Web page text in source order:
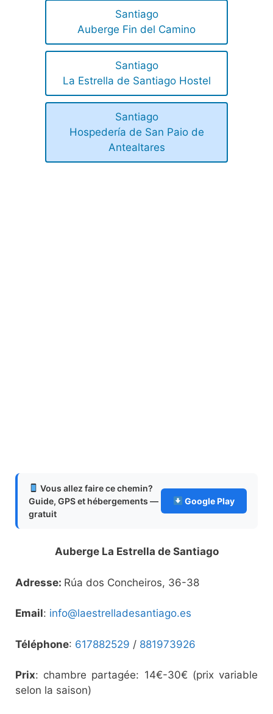
Santiago
Auberge Fin del Camino
Santiago
La Estrella de Santiago Hostel
Santiago
Hospedería de San Paio de
Antealtares
Vous allez faire ce chemin?
Guide, GPS et hébergements —
gratuit
Google Play
Auberge La Estrella de Santiago
Adresse: Rúa dos Concheiros, 36-38
Email: info@laestrelladesantiago.es
Téléphone: 617882529 / 881973926
Prix: chambre partagée: 14€-30€ (prix variable
selon la saison)